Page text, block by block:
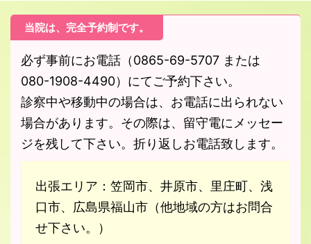
当院は、完全予約制です。
必ず事前にお電話（0865-69-5707 または
080-1908-4490）にてご予約下さい。
診察中や移動中の場合は、お電話に出られない
場合があります。その際は、留守電にメッセー
ジを残して下さい。折り返しお電話致します。
出張エリア：笠岡市、井原市、里庄町、浅
口市、広島県福山市（他地域の方はお問合
せ下さい。）